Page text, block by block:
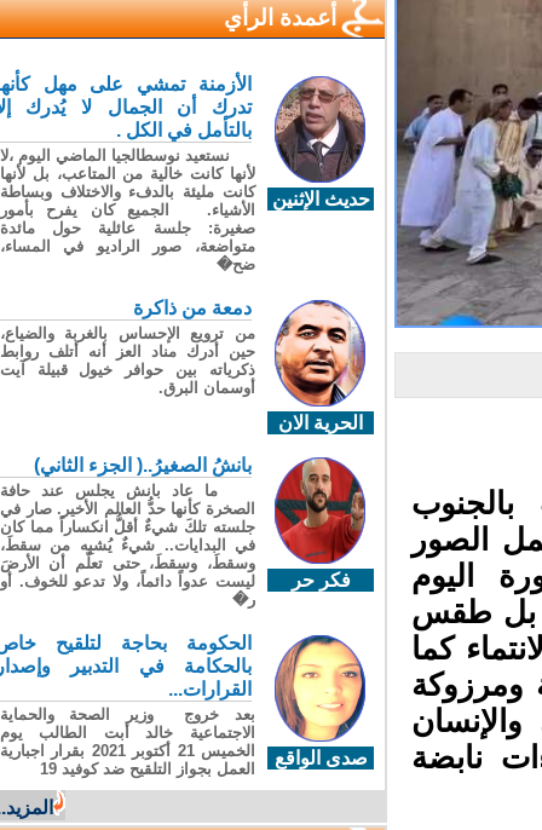
الصور
اليوم
بل طقس
كما
نابضة
أعمدة الرأي
حديث الإثنين
الأزمنة تمشي على مهل كأنها
تدرك أن الجمال لا يُدرك إلا
بالتأمل في الكل .
نستعيد نوسطالجيا الماضي اليوم ،لا
لأنها كانت خالية من المتاعب، بل لأنها
كانت مليئة بالدفء والاختلاف وبساطة
الأشياء. الجميع كان يفرح بأمور
صغيرة: جلسة عائلية حول مائدة
متواضعة، صور الراديو في المساء،
ضح�
الحرية الان
دمعة من ذاكرة
من ترويع الإحساس بالغربة والضياع،
حين أدرك مناد العز أنه أتلف روابط
ذكرياته بين حوافر خيول قبيلة آيت
أوسمان البرق.
فكر حر
بانشُ الصغيرُ..( الجزء الثاني)
ما عاد بانش يجلس عند حافة
الصخرة كأنها حدُّ العالم الأخير. صار في
جلسته تلكَ شيءٌ أقلُّ انكساراً مما كان
في البدايات.. شيءٌ يُشبِه من سقطَ،
وسقطَ، وسقطَ، حتى تعلّم أن الأرضَ
ليست عدواً دائماً، ولا تدعو للخوف. أو
ر�
صدى الواقع
الحكومة بحاجة لتلقيح خاص
بالحكامة في التدبير وإصدار
القرارات...
بعد خروج وزير الصحة والحماية
الاجتماعية خالد أبت الطالب يوم
الخميس 21 أكتوبر 2021 بقرار اجبارية
العمل بجواز التلقيح ضد كوفيد 19
المزيد...